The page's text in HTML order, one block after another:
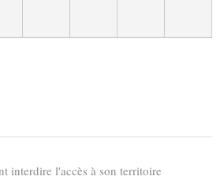
interdire l'accès à son territoire